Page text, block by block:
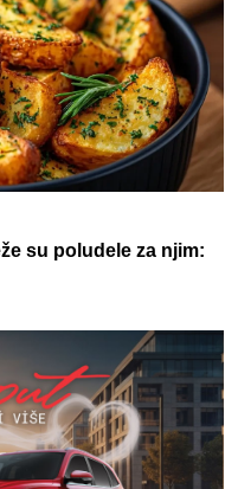
su poludele za njim: